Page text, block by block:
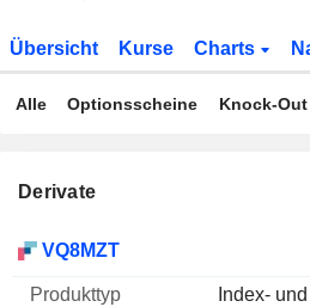
Übersicht Kurse Charts
Alle Optionsscheine Knock-Out
Derivate
WKN Typ Produkttyp
VQ8MZT
Index-